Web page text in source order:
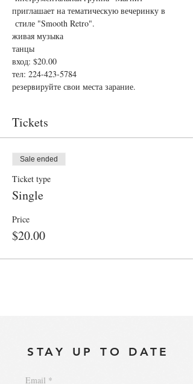
приглашает на тематическую вечеринку в
стиле "Smooth Retro".
живая музыка
танцы
вход: $20.00
тел: 224-423-5784
резервируйте свои места зарание.
Tickets
Sale ended
Ticket type
Single
Price
$20.00
STAY UP TO DATE